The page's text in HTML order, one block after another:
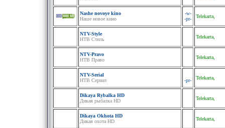
Nashe novoye kino
Наше новое кино
-w-
-pr-
Telekarta,
NTV-Style
НТВ Стиль
Telekarta,
NTV-Pravo
НТВ Право
Telekarta,
NTV-Serial
НТВ Сериал
-pr- Telekarta,
Dikaya Rybalka HD
Дикая рыбалка HD
Telekarta,
Dikaya Okhota HD
Дикая охота HD
Telekarta,